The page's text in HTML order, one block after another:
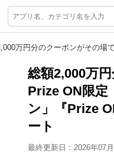
万円分のクーポンがその場
総額2,000万
Prize ON限定
ン」『Prize
ート
最終更新日：2026年07